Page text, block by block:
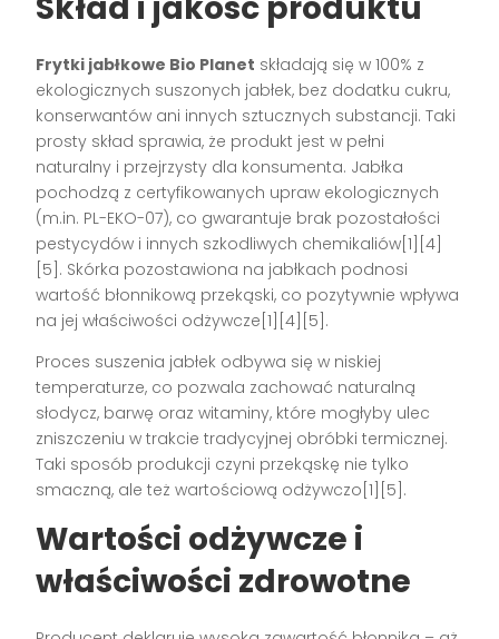
Frytki jabłkowe Bio Planet składają się w 100% z
ekologicznych suszonych jabłek, bez dodatku cukru,
konserwantów ani innych sztucznych substancji. Taki
prosty skład sprawia, że produkt jest w pełni
naturalny i przejrzysty dla konsumenta. Jabłka
pochodzą z certyfikowanych upraw ekologicznych
(m.in. PL-EKO-07), co gwarantuje brak pozostałości
pestycydów i innych szkodliwych chemikaliów[1][4]
[5]. Skórka pozostawiona na jabłkach podnosi
wartość błonnikową przekąski, co pozytywnie wpływa
na jej właściwości odżywcze[1][4][5].
Proces suszenia jabłek odbywa się w niskiej
temperaturze, co pozwala zachować naturalną
słodycz, barwę oraz witaminy, które mogłyby ulec
zniszczeniu w trakcie tradycyjnej obróbki termicznej.
Taki sposób produkcji czyni przekąskę nie tylko
smaczną, ale też wartościową odżywczo[1][5].
Wartości odżywcze i
właściwości zdrowotne